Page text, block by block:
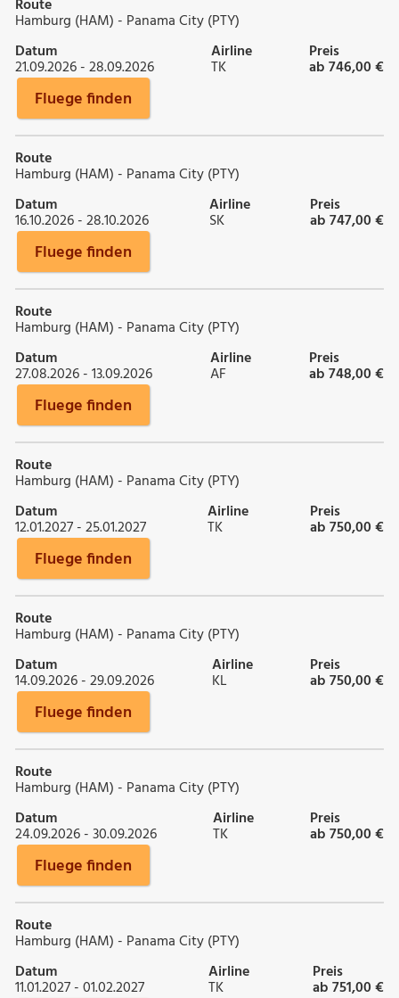
Route
Hamburg (HAM) - Panama City (PTY)
Datum
21.09.2026 - 28.09.2026
Airline
TK
Preis
ab 746,00 €
Fluege finden
Route
Hamburg (HAM) - Panama City (PTY)
Datum
16.10.2026 - 28.10.2026
Airline
SK
Preis
ab 747,00 €
Fluege finden
Route
Hamburg (HAM) - Panama City (PTY)
Datum
27.08.2026 - 13.09.2026
Airline
AF
Preis
ab 748,00 €
Fluege finden
Route
Hamburg (HAM) - Panama City (PTY)
Datum
12.01.2027 - 25.01.2027
Airline
TK
Preis
ab 750,00 €
Fluege finden
Route
Hamburg (HAM) - Panama City (PTY)
Datum
14.09.2026 - 29.09.2026
Airline
KL
Preis
ab 750,00 €
Fluege finden
Route
Hamburg (HAM) - Panama City (PTY)
Datum
24.09.2026 - 30.09.2026
Airline
TK
Preis
ab 750,00 €
Fluege finden
Route
Hamburg (HAM) - Panama City (PTY)
Datum
11.01.2027 - 01.02.2027
Airline
TK
Preis
ab 751,00 €